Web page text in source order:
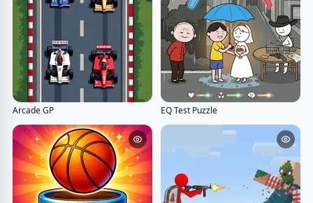
Arcade GP EQ Test Puzzle